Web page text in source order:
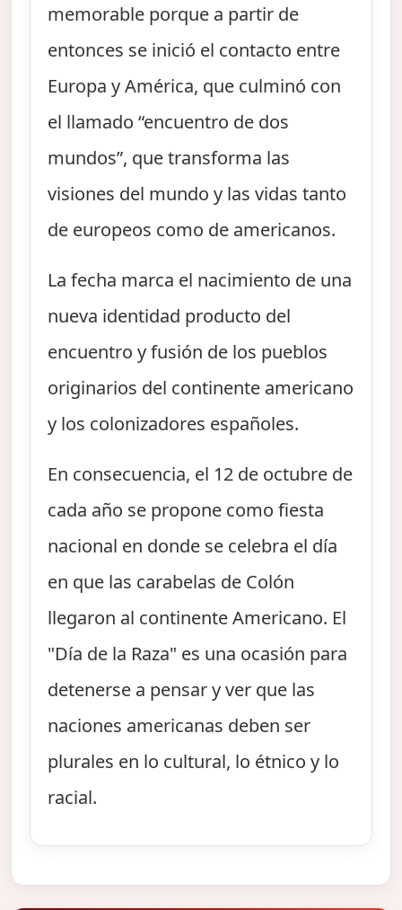
memorable porque a partir de
entonces se inició el contacto entre
Europa y América, que culminó con
el llamado “encuentro de dos
mundos”, que transforma las
visiones del mundo y las vidas tanto
de europeos como de americanos.
La fecha marca el nacimiento de una
nueva identidad producto del
encuentro y fusión de los pueblos
originarios del continente americano
y los colonizadores españoles.
En consecuencia, el 12 de octubre de
cada año se propone como fiesta
nacional en donde se celebra el día
en que las carabelas de Colón
llegaron al continente Americano. El
"Día de la Raza" es una ocasión para
detenerse a pensar y ver que las
naciones americanas deben ser
plurales en lo cultural, lo étnico y lo
racial.